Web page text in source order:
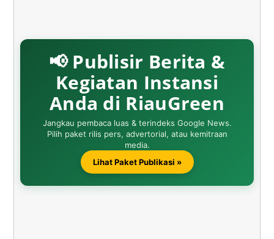
📢 Publisir Berita &
Kegiatan Instansi
Anda di RiauGreen
Jangkau pembaca luas & terindeks Google News.
Pilih paket rilis pers, advertorial, atau kemitraan
media.
Lihat Paket Publikasi »